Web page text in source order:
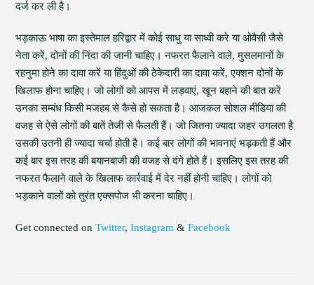
दर्ज कर ली है।
भड़काऊ भाषा का इस्तेमाल हरिद्वार में कोई साधु या साध्वी करे या ओवैसी जैसे
नेता करें, दोनों की निंदा की जानी चाहिए। नफरत फैलाने वाले, मुसलमानों के
रहनुमा होने का दावा करें या हिंदुओं की ठेकेदारी का दावा करें, एक्शन दोनों के
खिलाफ होना चाहिए। जो लोगों को आपस में लड़वाएं, खून बहाने की बात करें
उनका सम्बंध किसी मजहब से कैसे हो सकता है। आजकल सोशल मीडिया की
वजह से ऐसे लोगों की बातें तेजी से फैलती हैं। जो जितना ज्यादा जहर उगलता है
उसकी उतनी ही ज्यादा चर्चा होती है। कई बार लोगों की भावनाएं भड़कती हैं और
कई बार इस तरह की बयानबाजी की वजह से दंगे होते हैं। इसलिए इस तरह की
नफरत फैलाने वाले के खिलाफ कार्रवाई में देर नहीं होनी चाहिए। लोगों को
भड़काने वालों को तुरंत एक्सपोज भी करना चाहिए।
Get connected onTwitter,Instagram &Facebook